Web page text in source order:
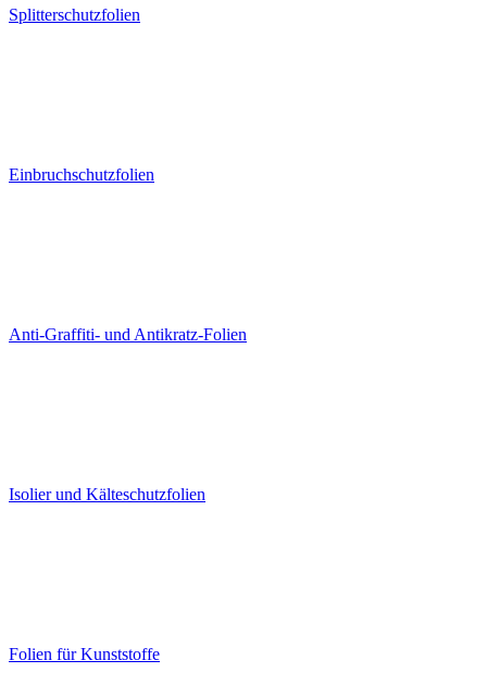
Splitterschutzfolien
Einbruchschutzfolien
Anti-Graffiti- und Antikratz-Folien
Isolier und Kälteschutzfolien
Folien für Kunststoffe